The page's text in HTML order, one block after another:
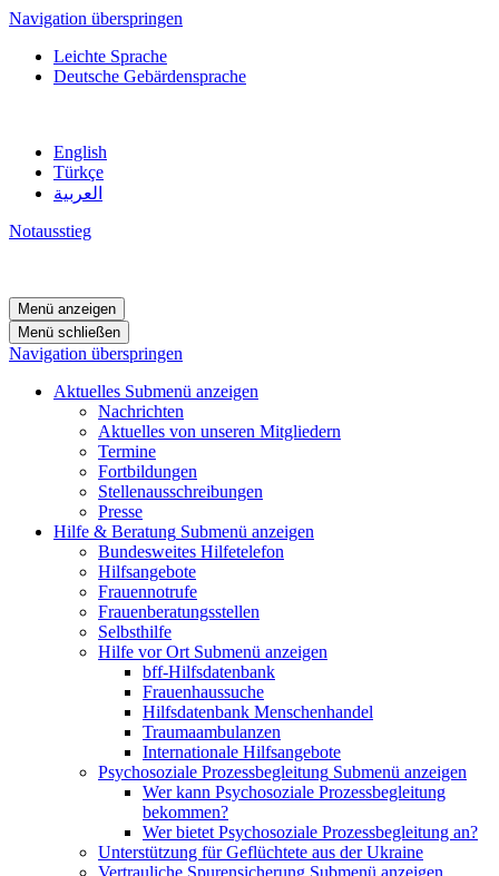
Navigation überspringen
Leichte Sprache
Deutsche Gebärdensprache
English
Türkçe
العربية
Notausstieg
Menü anzeigen
Menü schließen
Navigation überspringen
Aktuelles Submenü anzeigen
Nachrichten
Aktuelles von unseren Mitgliedern
Termine
Fortbildungen
Stellenausschreibungen
Presse
Hilfe & Beratung Submenü anzeigen
Bundesweites Hilfetelefon
Hilfsangebote
Frauennotrufe
Frauenberatungsstellen
Selbsthilfe
Hilfe vor Ort Submenü anzeigen
bff-Hilfsdatenbank
Frauenhaussuche
Hilfsdatenbank Menschenhandel
Traumaambulanzen
Internationale Hilfsangebote
Psychosoziale Prozessbegleitung Submenü anzeigen
Wer kann Psychosoziale Prozessbegleitung
bekommen?
Wer bietet Psychosoziale Prozessbegleitung an?
Unterstützung für Geflüchtete aus der Ukraine
Vertrauliche Spurensicherung Submenü anzeigen